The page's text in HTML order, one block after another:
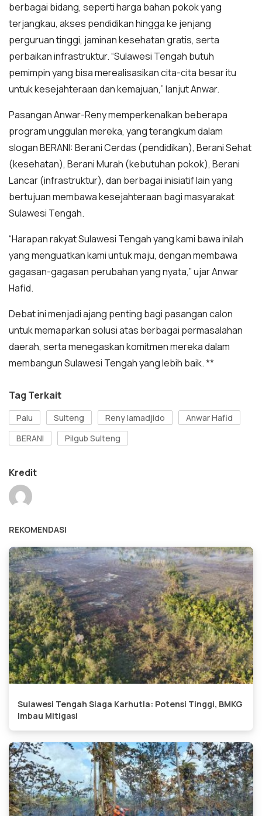
berbagai bidang, seperti harga bahan pokok yang
terjangkau, akses pendidikan hingga ke jenjang
perguruan tinggi, jaminan kesehatan gratis, serta
perbaikan infrastruktur. “Sulawesi Tengah butuh
pemimpin yang bisa merealisasikan cita-cita besar itu
untuk kesejahteraan dan kemajuan,” lanjut Anwar.
Pasangan Anwar-Reny memperkenalkan beberapa
program unggulan mereka, yang terangkum dalam
slogan BERANI: Berani Cerdas (pendidikan), Berani Sehat
(kesehatan), Berani Murah (kebutuhan pokok), Berani
Lancar (infrastruktur), dan berbagai inisiatif lain yang
bertujuan membawa kesejahteraan bagi masyarakat
Sulawesi Tengah.
“Harapan rakyat Sulawesi Tengah yang kami bawa inilah
yang menguatkan kami untuk maju, dengan membawa
gagasan-gagasan perubahan yang nyata,” ujar Anwar
Hafid.
Debat ini menjadi ajang penting bagi pasangan calon
untuk memaparkan solusi atas berbagai permasalahan
daerah, serta menegaskan komitmen mereka dalam
membangun Sulawesi Tengah yang lebih baik. **
Tag Terkait
Palu Sulteng Reny lamadjido
Anwar Hafid
BERANI
Pilgub Sulteng
Kredit
REKOMENDASI
Sulawesi Tengah Siaga Karhutla: Potensi Tinggi, BMKG
Imbau Mitigasi